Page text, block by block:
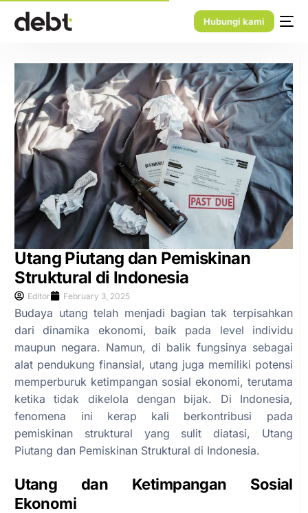
Hubungi kami
Utang Piutang dan Pemiskinan
Struktural di Indonesia
Editor February 3, 2025
Budaya utang telah menjadi bagian tak terpisahkan
dari dinamika ekonomi, baik pada level individu
maupun negara. Namun, di balik fungsinya sebagai
alat pendukung finansial, utang juga memiliki potensi
memperburuk ketimpangan sosial ekonomi, terutama
ketika tidak dikelola dengan bijak. Di Indonesia,
fenomena ini kerap kali berkontribusi pada
pemiskinan struktural yang sulit diatasi, Utang
Piutang dan Pemiskinan Struktural di Indonesia.
Utang dan Ketimpangan Sosial
Ekonomi